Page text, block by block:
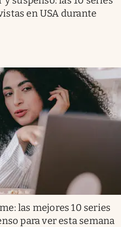
en USA durante
las mejores 10 series
para ver esta semana